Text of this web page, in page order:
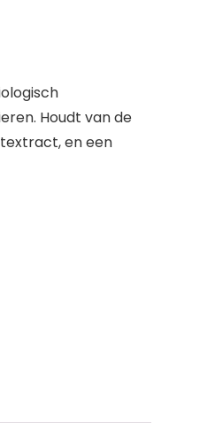
Houdt van de
en een